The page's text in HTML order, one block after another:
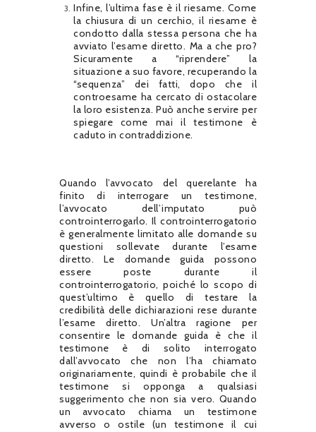
Infine, l’ultima fase è il riesame. Come
la chiusura di un cerchio, il riesame è
condotto dalla stessa persona che ha
avviato l’esame diretto. Ma a che pro?
Sicuramente a “riprendere” la
situazione a suo favore, recuperando la
“sequenza” dei fatti, dopo che il
controesame ha cercato di ostacolare
la loro esistenza. Può anche servire per
spiegare come mai il testimone è
caduto in contraddizione.
Quando l’avvocato del querelante ha
finito di interrogare un testimone,
l’avvocato dell’imputato può
controinterrogarlo. Il controinterrogatorio
è generalmente limitato alle domande su
questioni sollevate durante l’esame
diretto. Le domande guida possono
essere poste durante il
controinterrogatorio, poiché lo scopo di
quest’ultimo è quello di testare la
credibilità delle dichiarazioni rese durante
l’esame diretto. Un’altra ragione per
consentire le domande guida è che il
testimone è di solito interrogato
dall’avvocato che non l’ha chiamato
originariamente, quindi è probabile che il
testimone si opponga a qualsiasi
suggerimento che non sia vero. Quando
un avvocato chiama un testimone
avverso o ostile (un testimone il cui